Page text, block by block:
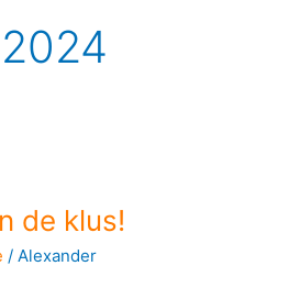
de klus!
/Alexander